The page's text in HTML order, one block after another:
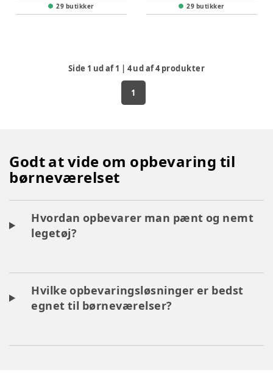
29 butikker 29 butikker
Side 1 ud af1 | 4ud af4produkter
1
Godt at vide om opbevaring til
børneværelset
Hvordan opbevarer man pænt og nemt
legetøj?
Hvilke opbevaringsløsninger er bedst
egnet til børneværelser?